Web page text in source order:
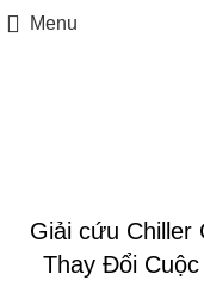
Menu
Giải cứu Chiller
Thay Đổi